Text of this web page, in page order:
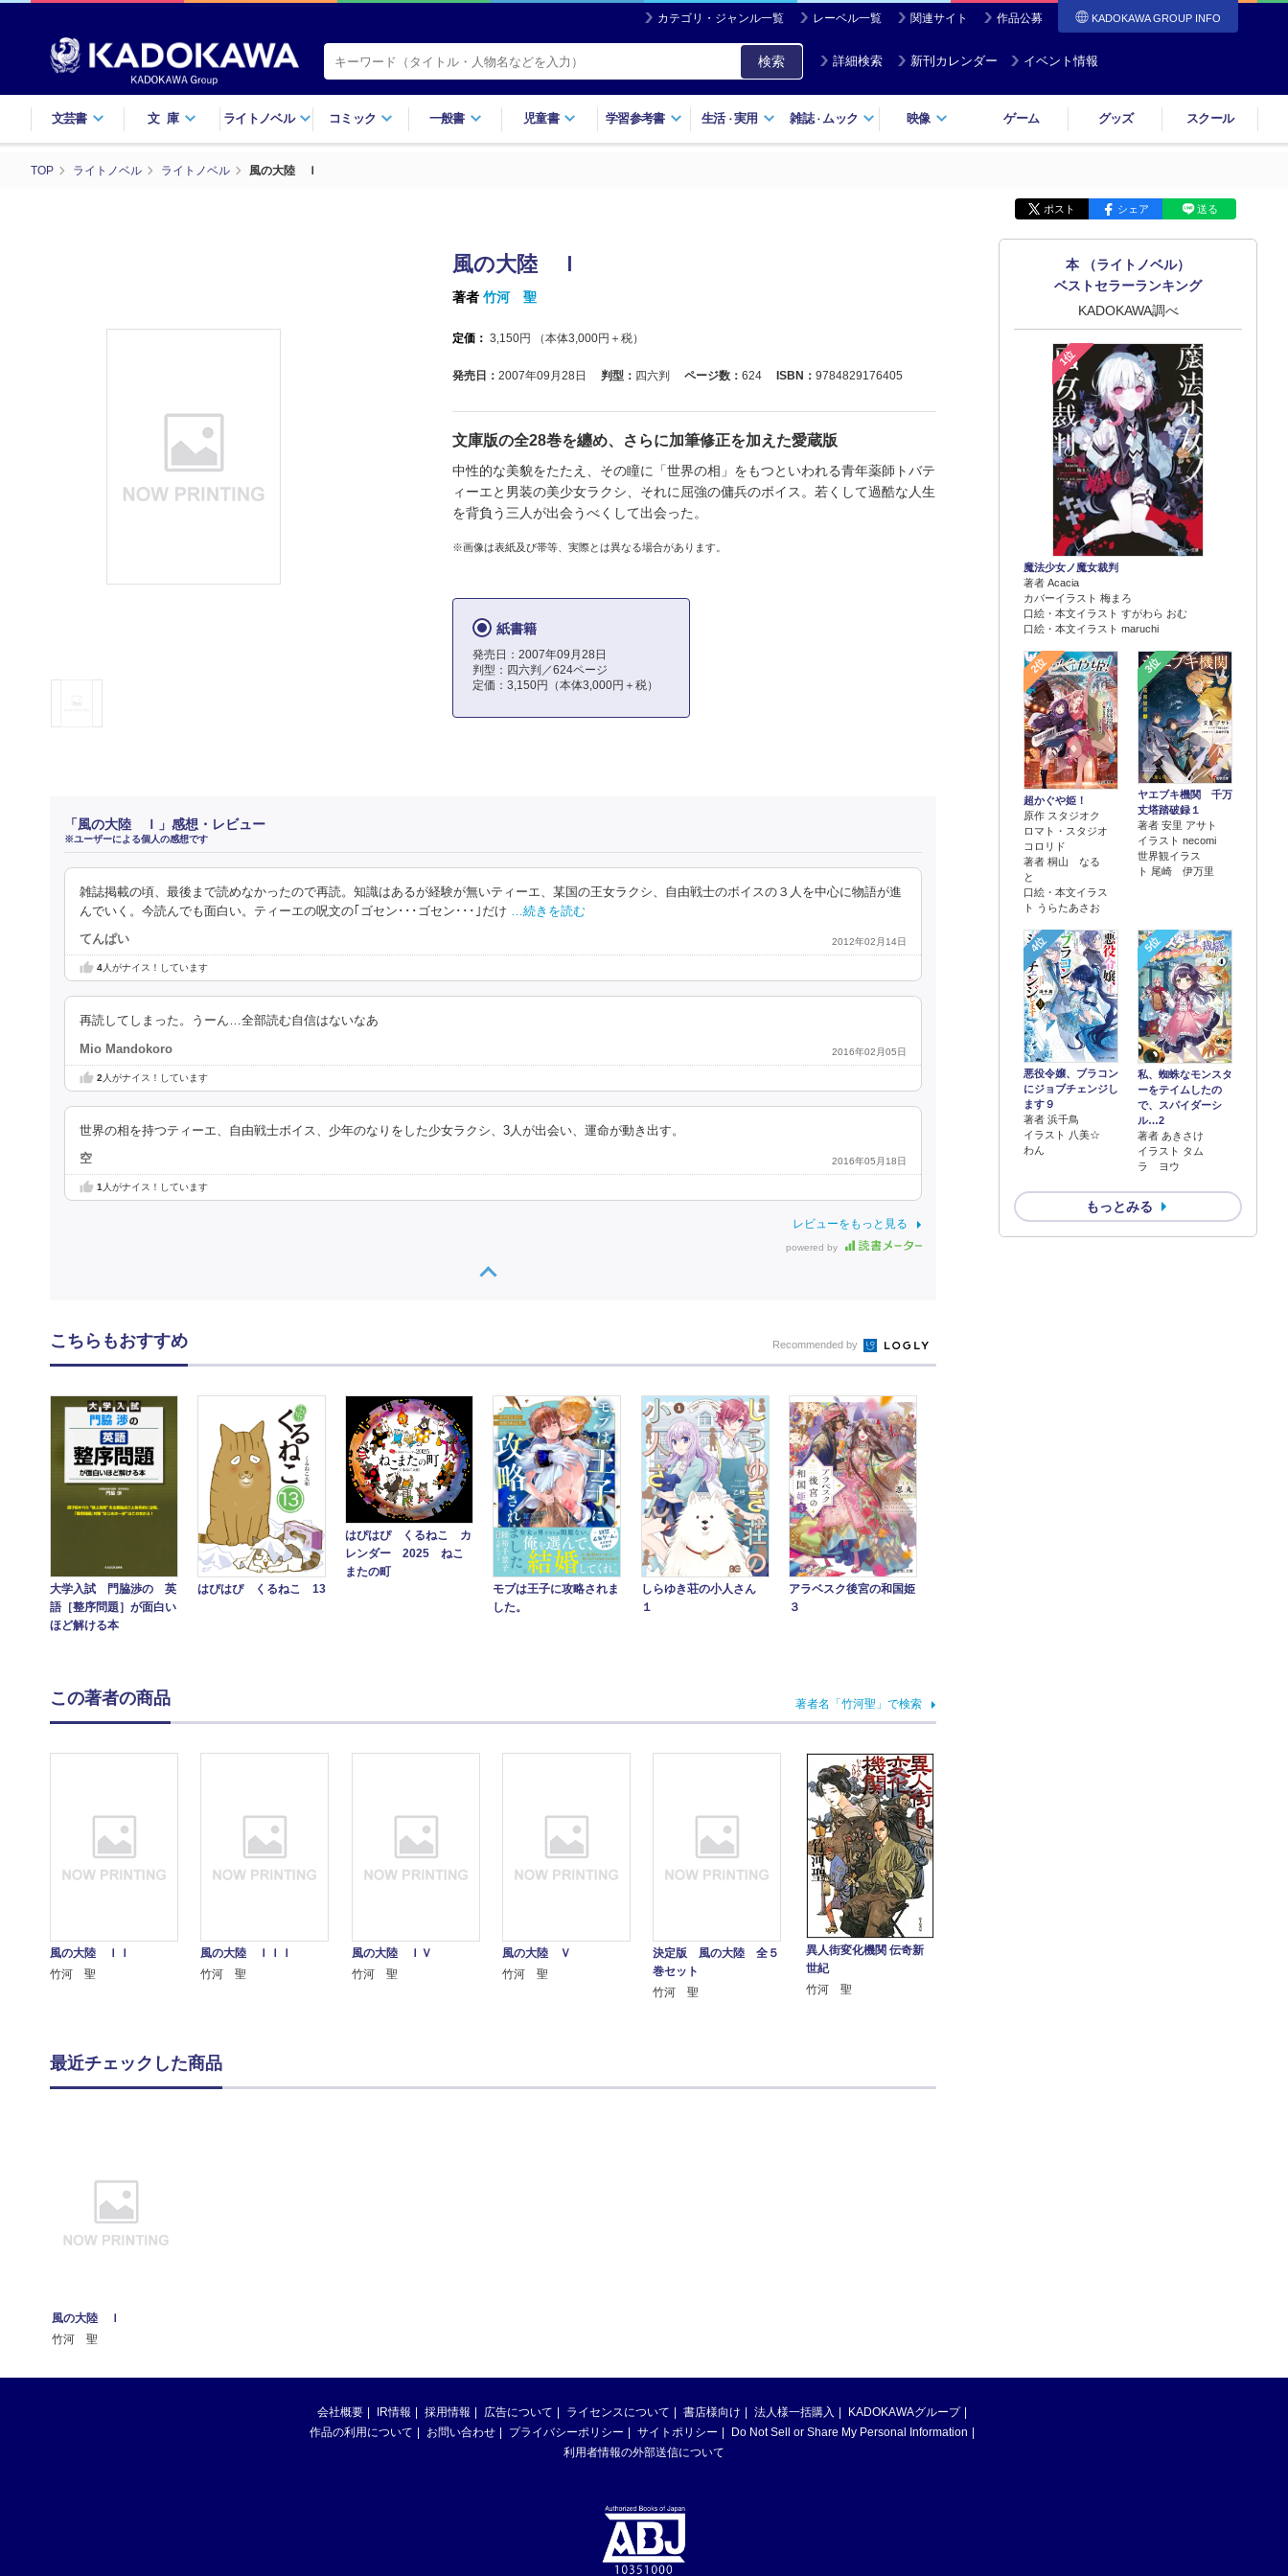
カテゴリ・ジャンル一覧 レーベル一覧 関連サイト 作品公募 KADOKAWA GROUP INFO
検索 詳細検索 新刊カレンダー イベント情報
文芸書 文庫 ライトノベル コミック 一般書 児童書 学習参考書 生活・実用 雑誌・ ムック 映像 ゲーム グッズ スクール
TOP ライトノベル ライトノベル 風の大陸 Ｉ
ポスト シェア 送る
風の大陸 Ｉ
著者 竹河 聖
定価： 3,150円 （本体3,000円＋税）
発売日： 2007年09月28日 判型： 四六判 ページ数： 624 ISBN： 9784829176405
文庫版の全28巻を纏め、さらに加筆修正を加えた愛蔵版
中性的な美貌をたたえ、その瞳に「世界の相」をもつといわれる青年薬師トバテ
ィーエと男装の美少女ラクシ、それに屈強の傭兵のボイス。若くして過酷な人生
を背負う三人が出会うべくして出会った。
※画像は表紙及び帯等、実際とは異なる場合があります。
紙書籍
発売日：2007年09月28日
判型：四六判／624ページ
定価：3,150円（本体3,000円＋税）
「風の大陸 Ｉ」感想・レビュー
※ユーザーによる個人の感想です
雑誌掲載の頃、最後まで読めなかったので再読。知識はあるが経験が無いティーエ、某国の王女ラクシ、自由戦士のボイスの３人を中心に物語が進
んでいく。今読んでも面白い。ティーエの呪文の｢ゴセン･･･ゴセン･･･｣だけ
…続きを読む
てんぱい 2012年02月14日
4人がナイス！しています
再読してしまった。うーん…全部読む自信はないなあ
Mio Mandokoro 2016年02月05日
2 人がナイス！しています
世界の相を持つティーエ、自由戦士ボイス、少年のなりをした少女ラクシ、3人が出会い、運命が動き出す。
空 2016年05月18日
1人がナイス！しています
レビューをもっと見る
powered by
本 （ライトノベル）
ベストセラーランキング
KADOKAWA調べ
1位
魔法少女ノ魔女裁判
著者 Acacia
カバーイラスト 梅まろ
口絵・本文イラスト すがわら おむ
口絵・本文イラスト maruchi
2位
超かぐや姫！
原作 スタジオク
ロマト・スタジオ
コロリド
著者 桐山 なる
と
口絵・本文イラス
ト うらたあさお
3位
ヤエブキ機関 千万
丈塔踏破録１
著者 安里 アサト
イラスト necomi
世界観イラス
ト 尾崎 伊万里
4位
悪役令嬢、ブラコン
にジョブチェンジし
ます９
著者 浜千鳥
イラスト 八美☆
わん
5位
私、蜘蛛なモンスタ
ーをテイムしたの
で、スパイダーシ
ル…2
著者 あきさけ
イラスト タム
ラ ヨウ
もっとみる
こちらもおすすめ Recommended by
大学入試 門脇渉の 英
語［整序問題］が面白い
ほど解ける本
はぴはぴ くるねこ 13
はぴはぴ くるねこ カ
レンダー 2025 ねこ
またの町
モブは王子に攻略されま
した。
しらゆき荘の小人さん
１
アラベスク後宮の和国姫
３
この著者の商品 著者名「竹河聖」で検索
風の大陸 ＩＩ
竹河 聖
風の大陸 ＩＩＩ
竹河 聖
風の大陸 ＩＶ
竹河 聖
風の大陸 Ｖ
竹河 聖
決定版 風の大陸 全５
巻セット
竹河 聖
異人街変化機関 伝奇新
世紀
竹河 聖
最近チェックした商品
風の大陸 Ｉ
竹河 聖
会社概要 IR情報 採用情報 広告について ライセンスについて 書店様向け 法人様一括購入
KADOKAWAグループ
作品の利用について
お問い合わせ プライバシーポリシー サイトポリシー
Do Not Sell or Share My Personal Information
利用者情報の外部送信について